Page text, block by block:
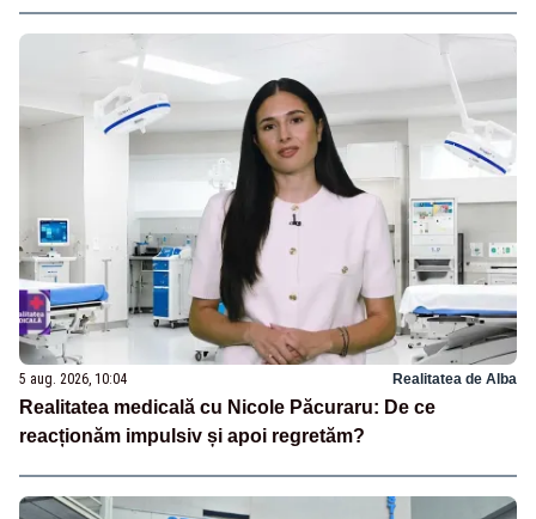
5 aug. 2026, 10:04 Realitatea de Alba
Realitatea medicală cu Nicole Păcuraru: De ce
reacționăm impulsiv și apoi regretăm?